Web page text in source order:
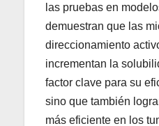
las pruebas en
demuestran que las
direccionamiento
incrementan la
factor clave para su
sino que también
más eficiente en los